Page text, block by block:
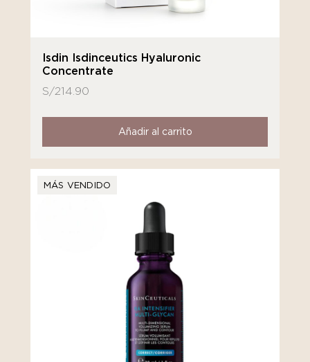
Isdin Isdinceutics Hyaluronic
Concentrate
S/214.90
Añadir al carrito
MÁS VENDIDO